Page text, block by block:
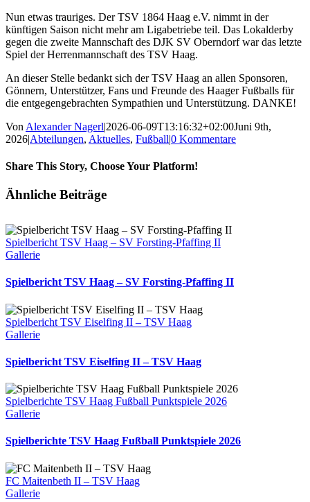
Nun etwas trauriges. Der TSV 1864 Haag e.V. nimmt in der
künftigen Saison nicht mehr am Ligabetriebe teil. Das Lokalderby
gegen die zweite Mannschaft des DJK SV Oberndorf war das letzte
Spiel der Herrenmannschaft des TSV Haag.
An dieser Stelle bedankt sich der TSV Haag an allen Sponsoren,
Gönnern, Unterstützer, Fans und Freunde des Haager Fußballs für
die entgegengebrachten Sympathien und Unterstützung. DANKE!
Von Alexander Nagerl|2026-06-09T13:16:32+02:00Juni 9th,
2026|Abteilungen, Aktuelles, Fußball|0 Kommentare
Share This Story, Choose Your Platform!
Facebook
X
Reddit
LinkedIn
WhatsApp
Tumblr
Pinterest
Vk
E-
Ähnliche Beiträge
Spielbericht TSV Haag – SV Forsting-Pfaffing II
Gallerie
Spielbericht TSV Haag – SV Forsting-Pfaffing II
Spielbericht TSV Eiselfing II – TSV Haag
Gallerie
Spielbericht TSV Eiselfing II – TSV Haag
Spielberichte TSV Haag Fußball Punktspiele 2026
Gallerie
Spielberichte TSV Haag Fußball Punktspiele 2026
FC Maitenbeth II – TSV Haag
Gallerie